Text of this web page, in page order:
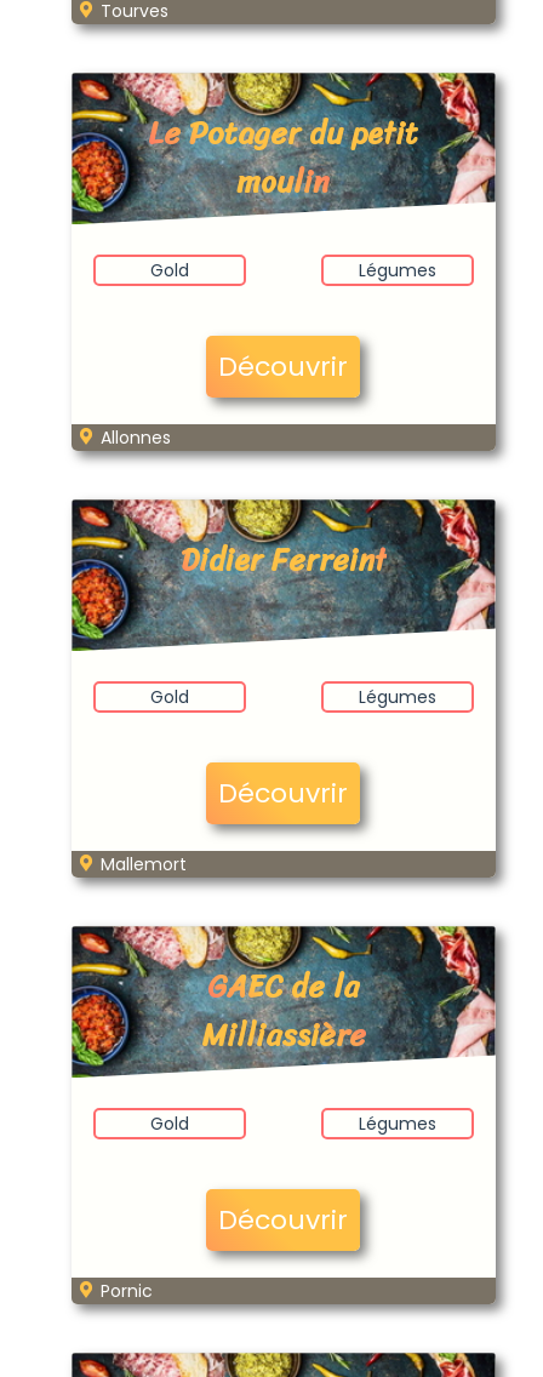
Tourves
Le Potager du petit
moulin
Gold Légumes
Découvrir
Allonnes
Didier Ferreint
Gold Légumes
Découvrir
Mallemort
GAEC de la
Milliassière
Gold Légumes
Découvrir
Pornic